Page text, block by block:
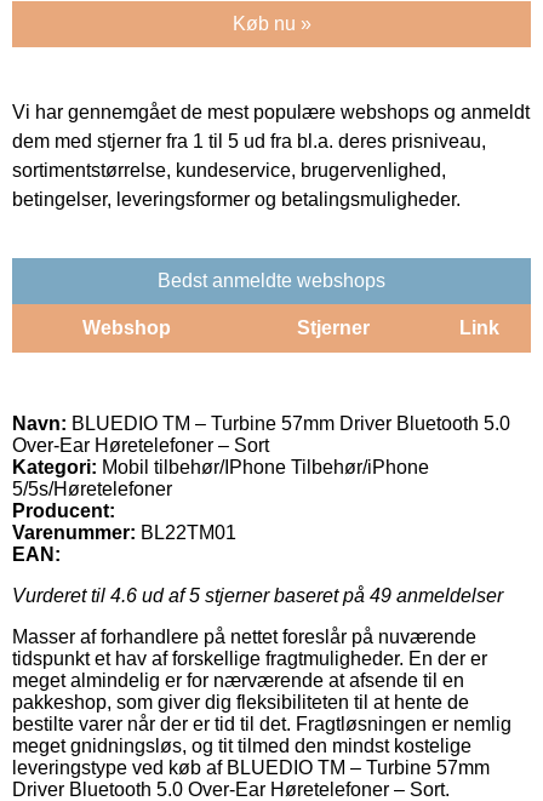
Køb nu »
Vi har gennemgået de mest populære webshops og anmeldt
dem med stjerner fra 1 til 5 ud fra bl.a. deres prisniveau,
sortimentstørrelse, kundeservice, brugervenlighed,
betingelser, leveringsformer og betalingsmuligheder.
Bedst anmeldte webshops
Webshop Stjerner Link
Navn: BLUEDIO TM – Turbine 57mm Driver Bluetooth 5.0
Over-Ear Høretelefoner – Sort
Kategori: Mobil tilbehør/IPhone Tilbehør/iPhone
5/5s/Høretelefoner
Producent:
Varenummer: BL22TM01
EAN:
Vurderet til 4.6 ud af 5 stjerner baseret på 49 anmeldelser
Masser af forhandlere på nettet foreslår på nuværende
tidspunkt et hav af forskellige fragtmuligheder. En der er
meget almindelig er for nærværende at afsende til en
pakkeshop, som giver dig fleksibiliteten til at hente de
bestilte varer når der er tid til det. Fragtløsningen er nemlig
meget gnidningsløs, og tit tilmed den mindst kostelige
leveringstype ved køb af BLUEDIO TM – Turbine 57mm
Driver Bluetooth 5.0 Over-Ear Høretelefoner – Sort.